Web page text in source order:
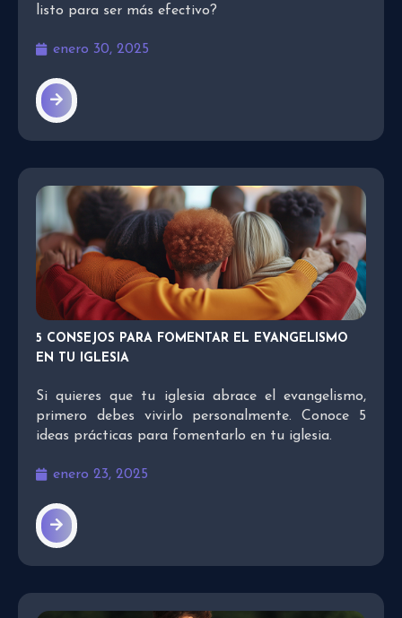
listo para ser más efectivo?
enero 30, 2025
5 CONSEJOS PARA FOMENTAR EL EVANGELISMO
EN TU IGLESIA
Si quieres que tu iglesia abrace el evangelismo,
primero debes vivirlo personalmente. Conoce 5
ideas prácticas para fomentarlo en tu iglesia.
enero 23, 2025